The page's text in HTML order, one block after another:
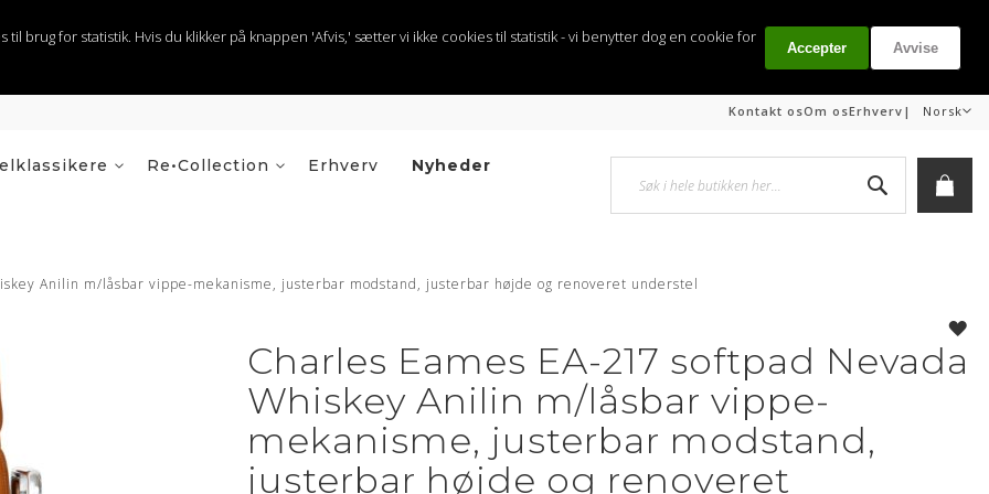
brug for statistik. Hvis du klikker på knappen 'Afvis,' sætter vi ikke cookies til statistik - vi benytter dog en cookie for
Accepter Avvise
Kontakt osOm osErhverv | Språk
Norsk
Re•Collection
Nyheder
Erhverv
Min
Anilin m/låsbar vippe-mekanisme, justerbar modstand, justerbar højde og renoveret understel
Charles Eames EA-217 softpad Nevada
Whiskey Anilin m/låsbar vippe-
mekanisme, justerbar modstand,
justerbar højde og renoveret